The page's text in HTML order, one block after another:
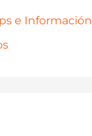
e Información